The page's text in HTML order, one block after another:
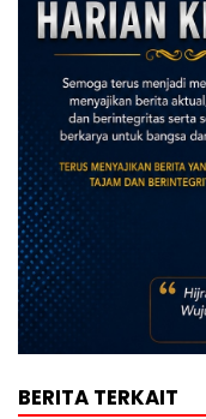
BERITA TERKAIT